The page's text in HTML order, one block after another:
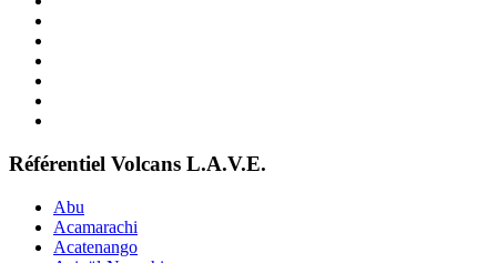
Référentiel Volcans L.A.V.E.
Abu
Acamarachi
Acatenango